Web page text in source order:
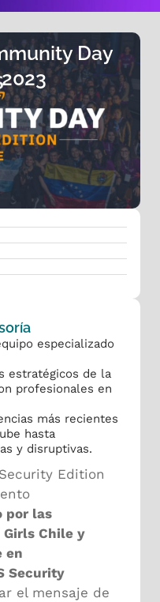
Day
especializado
estratégicos de la
profesionales en
más recientes
hasta
y disruptivas.
Edition
por las
Girls Chile y
en
Security
el mensaje de